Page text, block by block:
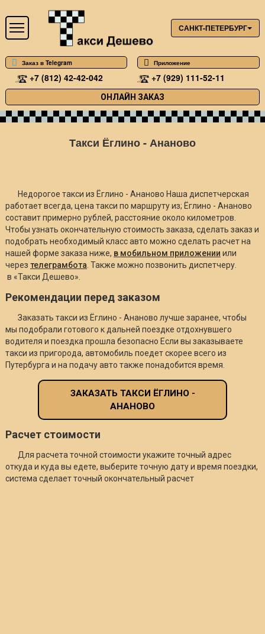
САНКТ-ПЕТЕРБУРГ
Заказ в Telegram Приложение
+7 (812) 42-42-042 +7 (929) 111-52-11
ОНЛАЙН ЗАКАЗ
Такси Ёглино - Ананово
Недорогое такси из Ёглино - Ананово Наша диспетчерская
работает всегда, цена такси по маршруту из; Ёглино - Ананово
составит примерно рублей, расстояние около километров.
Чтобы узнать окончательную стоимость заказа, сделать заказ и
подобрать необходимый класс авто можно сделать расчет на
нашей форме заказа ниже, в мобильном приложении или
через телеграмбота . Также можно позвонить диспетчеру.
в «Такси Дешево».
Рекомендации перед заказом
Заказать такси из Ёглино - Ананово лучше заранее, чтобы
мы подобрали готового к дальней поездке отдохнувшего
водителя и поездка прошла безопасно Если вы заказываете
такси из пригорода, автомобиль поедет скорее всего из
Путербурга и на подачу авто также понадобится время.
ЗАКАЗАТЬ ТАКСИ ЁГЛИНО -
АНАНОВО
Расчет стоимости
Для расчета точной стоимости укажите точный адрес
откуда и куда вы едете, выберите точную дату и время поездки,
система сделает точный окончательный расчет